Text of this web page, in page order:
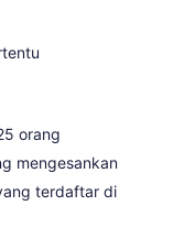
orang
mengesankan
terdaftar di